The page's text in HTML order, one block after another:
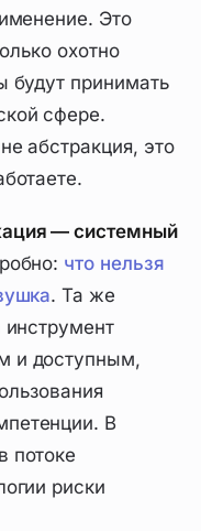
Это
охотно
будут принимать
сфере.
абстракция, это
— системный
что нельзя
. Та же
инструмент
и доступным,
В
потоке
риски